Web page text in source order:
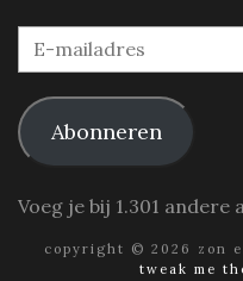
E-
mailadres
Abonneren
Voeg je bij 1.301 andere
copyright © 2026 zon
tweak me